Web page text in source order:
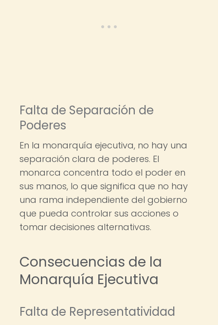
Falta de Separación de
Poderes
En la monarquía ejecutiva, no hay una
separación clara de poderes. El
monarca concentra todo el poder en
sus manos, lo que significa que no hay
una rama independiente del gobierno
que pueda controlar sus acciones o
tomar decisiones alternativas.
Consecuencias de la
Monarquía Ejecutiva
Falta de Representatividad